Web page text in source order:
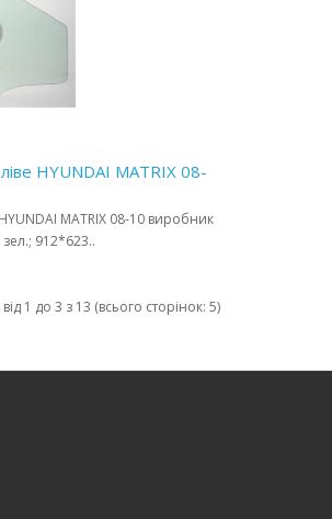
HYUNDAI MATRIX 08-
MATRIX 08-10 виробник
зел.; 912*623..
1 до 3 з 13 (всього сторінок: 5)